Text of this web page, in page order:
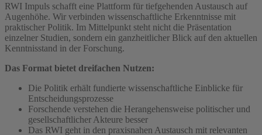
RWI Impuls schafft eine Plattform für tiefgehenden Austausch auf
Augenhöhe. Wir verbinden wissenschaftliche Erkenntnisse mit
praktischer Politik. Im Mittelpunkt steht nicht die Präsentation
einzelner Studien, sondern ein ganzheitlicher Blick auf den aktuellen
Kenntnisstand in der Forschung.
Das Format bietet dreifachen Nutzen:
Die Politik erhält fundierte wissenschaftliche Einblicke für
Entscheidungsprozesse
Forschende verstehen die Herangehensweise politischer und
gesellschaftlicher Akteure besser
Das RWI geht in den praxisnahen Austausch mit relevanten